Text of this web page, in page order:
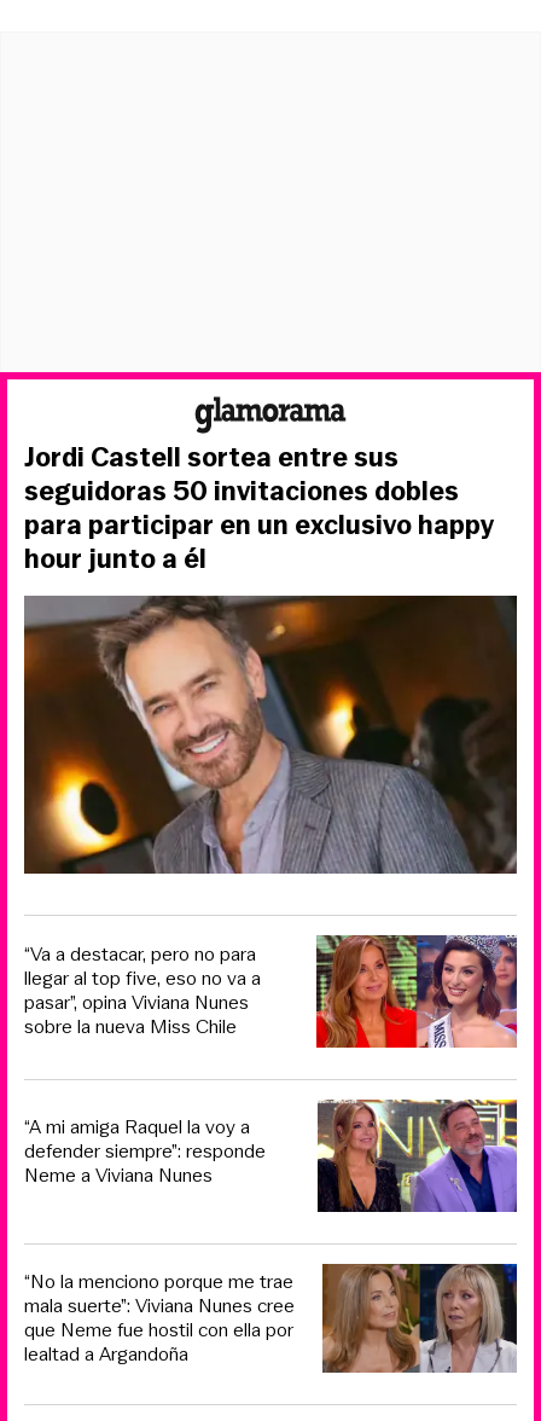
Jordi Castell sortea entre sus
seguidoras 50 invitaciones dobles
para participar en un exclusivo happy
hour junto a él
“Va a destacar, pero no para
llegar al top five, eso no va a
pasar”, opina Viviana Nunes
sobre la nueva Miss Chile
“A mi amiga Raquel la voy a
defender siempre”: responde
Neme a Viviana Nunes
“No la menciono porque me trae
mala suerte”: Viviana Nunes cree
que Neme fue hostil con ella por
lealtad a Argandoña